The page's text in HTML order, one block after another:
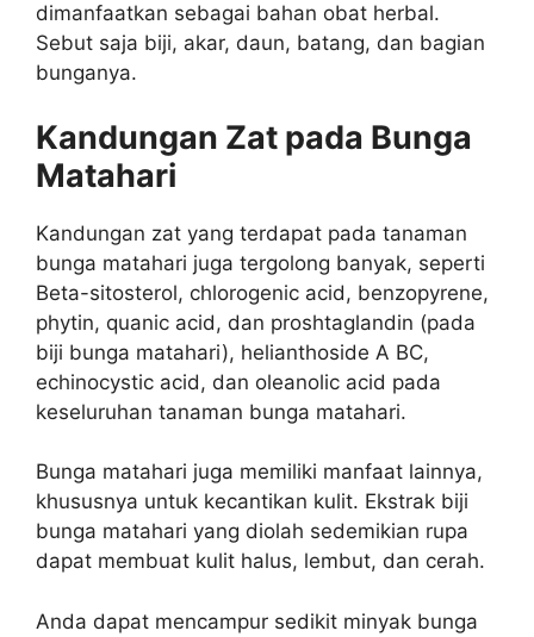
dimanfaatkan sebagai bahan obat herbal.
Sebut saja biji, akar, daun, batang, dan bagian
bunganya.
Kandungan Zat pada Bunga
Matahari
Kandungan zat yang terdapat pada tanaman
bunga matahari juga tergolong banyak, seperti
Beta-sitosterol, chlorogenic acid, benzopyrene,
phytin, quanic acid, dan proshtaglandin (pada
biji bunga matahari), helianthoside A BC,
echinocystic acid, dan oleanolic acid pada
keseluruhan tanaman bunga matahari.
Bunga matahari juga memiliki manfaat lainnya,
khususnya untuk kecantikan kulit. Ekstrak biji
bunga matahari yang diolah sedemikian rupa
dapat membuat kulit halus, lembut, dan cerah.
Anda dapat mencampur sedikit minyak bunga